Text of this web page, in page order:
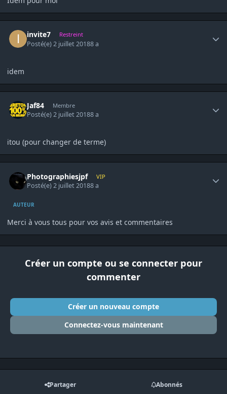
invite7 Restreint
Posté(e)2 juillet 20188 a
idem
Jaf84 Membre
Posté(e)2 juillet 20188 a
itou (pour changer de terme)
Photographiesjpf VIP
Posté(e)2 juillet 20188 a
AUTEUR
Merci à vous tous pour vos avis et commentaires
Créer un compte ou se connecter pour
commenter
Créer un nouveau compte
Connectez-vous maintenant
Partager Abonnés